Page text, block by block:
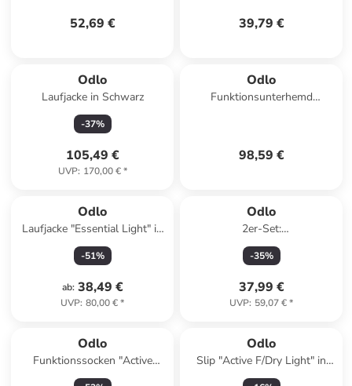
52,69 € 39,79 €
Odlo
Laufjacke in Schwarz
-37%
105,49 €
UVP: 170,00 €*
Odlo
Funktionsunterhemd
98,59 €
Odlo
Laufjacke "Essential Light" in
Schwarz
-51%
ab: 38,49 €
UVP: 80,00 €*
Odlo
2er-Set:
Funktionsboxershorts "Active
Light" in Blau/ Weiß
-35%
37,99 €
UVP: 59,07 €*
Odlo
Funktionssocken "Active
Warm" in Schwarz/ Anthrazit
Odlo
Slip "Active F/Dry Light" in
Schwarz